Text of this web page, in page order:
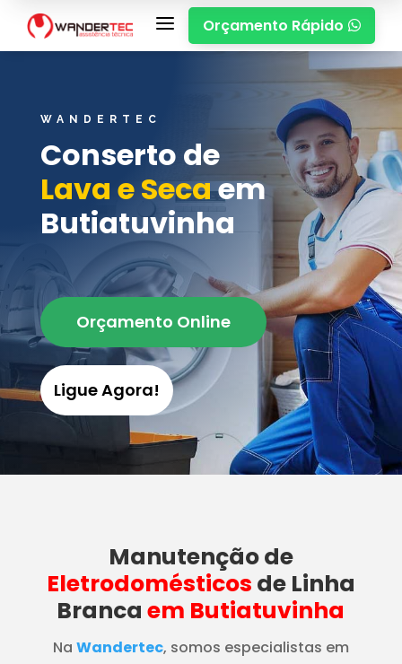
a Orçamento Rápido 
WANDERTEC
Conserto de
Lava e Secaem
Butiatuvinha
Orçamento Online
Ligue Agora!
Manutençãode
Eletrodomésticos de Linha
Branca em Butiatuvinha
Na Wandertec, somos especialistas em